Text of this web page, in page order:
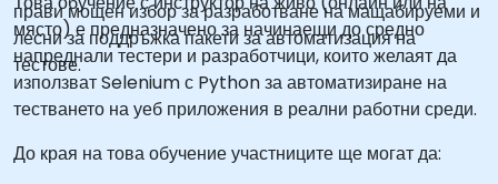
прави мощен избор за разработване на мащабируеми и
лесни за поддръжка пакети за автоматизация на
тестове.
място) е предназначено за начинаещи до средно
напреднали тестери и разработчици, които желаят да
използват Selenium с Python за автоматизиране на
тестването на уеб приложения в реални работни среди.
До края на това обучение участниците ще могат да: